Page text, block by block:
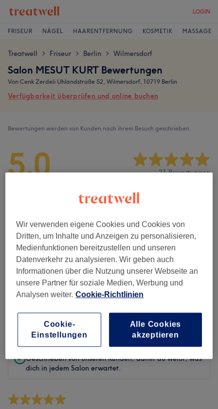
LOGIN
FRISEUR NÄGEL HAARENTFERNUNG KOSMETIK MASSAGE
Treatwell > Friseur > Berlin > Wilmersdorf
Salon MESUT KURT Bewertungen
Von Cenk Zerdeli Uhlandstraße 52, Wilmersdorf, 10719 Berlin
Verfügbarkeit überprüfen und online buchen
Bewertungen werden von Kunden nach ihrem Besuch geschrieben.
5,0 21 Bewertungen
Sauberkeit
Service
Bewertungen filtern
Bewertung Nach Sternen filtern
Verifizierte Bewertungen
Geschrieben von unseren Kunden, damit du weißt, was
dich in jedem Salon erwartet.
Wir verwenden eigene Cookies und Cookies von
Dritten, um Inhalte und Anzeigen zu personalisieren,
Medienfunktionen bereitzustellen und unseren
Datenverkehr zu analysieren. Wir geben auch
Informationen über die Nutzung unserer Webseite an
unsere Partner für soziale Medien, Werbung und
Analysen weiter. Cookie-Richtlinien
Cookie-
Einstellungen
Alle Cookies
akzeptieren